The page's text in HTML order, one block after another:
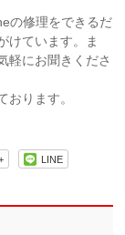
の修理をできるだ
けています。ま
軽にお聞きくださ
おります。
LINE